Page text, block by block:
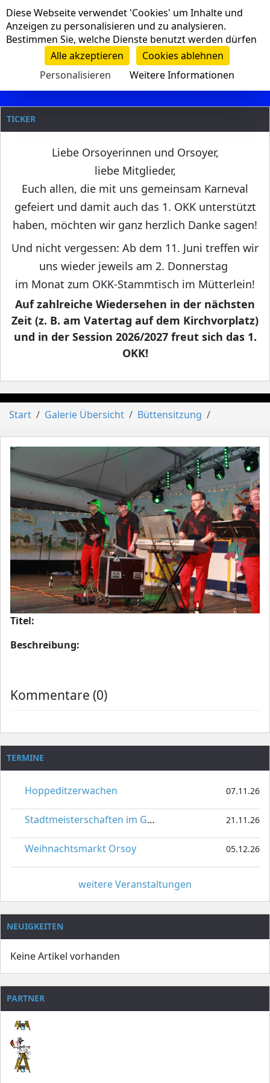
Navigation
Clanname
TICKER
Liebe Orsoyerinnen und Orsoyer,
liebe Mitglieder,
Euch allen, die mit uns gemeinsam Karneval
gefeiert und damit auch das 1. OKK unterstützt
haben, möchten wir ganz herzlich Danke sagen!
Und nicht vergessen: Ab dem 11. Juni treffen wir
uns wieder jeweils am 2. Donnerstag
im Monat zum OKK-Stammtisch im Mütterlein!
Auf zahlreiche Wiedersehen in der nächsten
Zeit (z. B. am Vatertag auf dem Kirchvorplatz)
und in der Session 2026/2027 freut sich das 1.
OKK!
Start Galerie Übersicht Büttensitzung
Titel:
Beschreibung:
Kommentare (0)
TERMINE
Hoppeditzerwachen 07.11.26
Stadtmeisterschaften im Gardetanz 21.11.26
Weihnachtsmarkt Orsoy 05.12.26
weitere Veranstaltungen
NEUIGKEITEN
Keine Artikel vorhanden
PARTNER
Cookie-Einstellungen
Diese Webseite verwendet 'Cookies' um Inhalte und
Anzeigen zu personalisieren und zu analysieren.
Bestimmen Sie, welche Dienste benutzt werden dürfen
Alle akzeptieren
Cookies ablehnen
Personalisieren
Weitere Informationen